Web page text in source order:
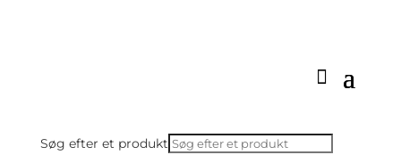
Søg efter et produkt